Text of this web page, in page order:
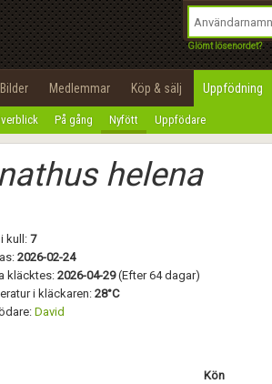
Glömt lösenordet?
Bilder Medlemmar Köp & sälj Uppfödning
På gång Nyfött Uppfödare
helena
kull:7
2026-02-24
kläcktes:2026-04-29(Efter 64 dagar)
i kläckaren:28°C
David
Kön
Utför
100%
OK
Skapa konto
Tillbaka till förstasidan